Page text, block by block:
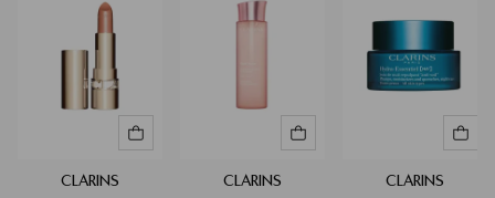
CLARINS CLARINS CLARINS